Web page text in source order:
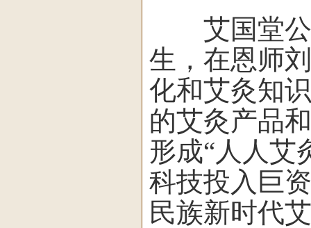
艾国堂公
生，在恩师
化和艾灸知
的艾灸产品
形成“人人艾
科技投入巨
民族新时代